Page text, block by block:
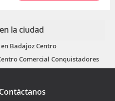
la ciudad
en Badajoz Centro
Comercial Conquistadores